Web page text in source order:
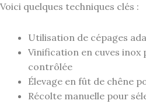
Voici quelques techniques clés :
Utilisation de cépages
Vinification en cuves
contrôlée
Élevage en fût de chêne
Récolte manuelle pour